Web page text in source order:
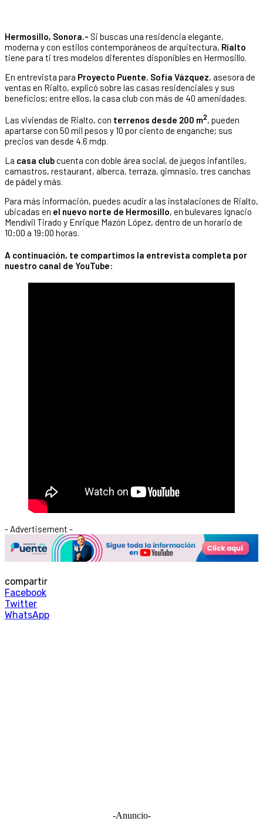
Hermosillo, Sonora.- Si buscas una residencia elegante,
moderna y con estilos contemporáneos de arquitectura, Rialto
tiene para ti tres modelos diferentes disponibles en Hermosillo.
En entrevista para Proyecto Puente, Sofía Vázquez, asesora de
ventas en Rialto, explicó sobre las casas residenciales y sus
beneficios; entre ellos, la casa club con más de 40 amenidades.
Las viviendas de Rialto, con terrenos desde 200 m2, pueden
apartarse con 50 mil pesos y 10 por ciento de enganche; sus
precios van desde 4.6 mdp.
La casa clubcuenta con doble área social, de juegos infantiles,
camastros, restaurant, alberca, terraza, gimnasio, tres canchas
de pádel y más.
Para más información, puedes acudir a las instalaciones de Rialto,
ubicadas en el nuevo norte de Hermosillo, en bulevares Ignacio
Mendívil Tirado y Enrique Mazón López, dentro de un horario de
10:00 a 19:00 horas.
A continuación, te compartimos la entrevista completa por
nuestro canal de YouTube:
- Advertisement -
compartir
Facebook
Twitter
WhatsApp
-Anuncio-